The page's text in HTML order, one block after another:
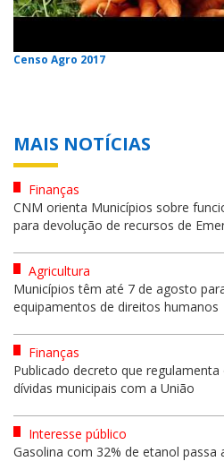
Censo Agro 2017
MAIS NOTÍCIAS
Finanças
CNM orienta Municípios sobre
para devolução de recursos de
Agricultura
Municípios têm até 7 de agosto
equipamentos de direitos humanos
Finanças
Publicado decreto que
dívidas municipais com a União
Interesse público
Gasolina com 32% de etanol passa